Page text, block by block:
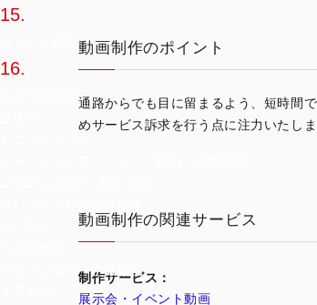
15.
16.
ドローン撮影・空撮動画
動画制作のポイント
通路からでも目に留まるよう、短時間
めサービス訴求を行う点に注力いたしま
動画制作の関連サービス
制作サービス：
展示会・イベント動画